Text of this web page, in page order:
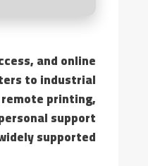
and online
to industrial
printing,
support
supported.